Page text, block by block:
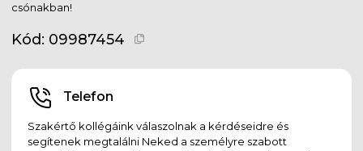
csónakban!
Kód: 09987454
Telefon
Szakértő kollégáink válaszolnak a kérdéseidre és
segítenek megtalálni Neked a személyre szabott